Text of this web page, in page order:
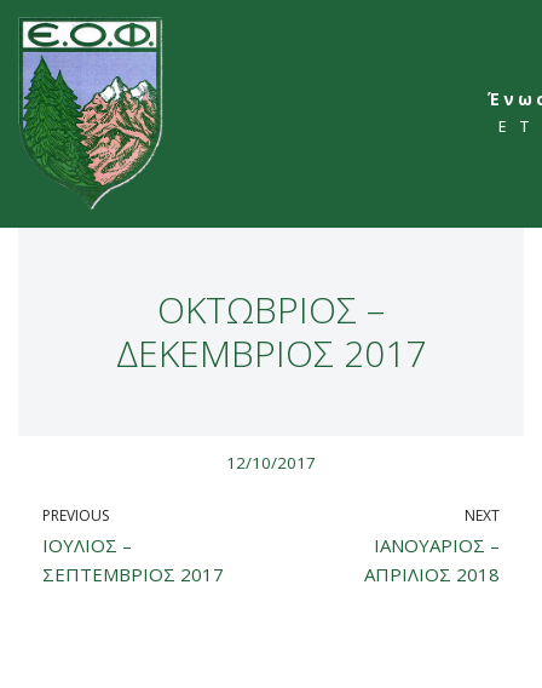
Skip
to
content
ΟΚΤΩΒΡΙΟΣ –
ΔΕΚΕΜΒΡΙΟΣ 2017
12/10/2017
PREVIOUS
ΙΟΥΛΙΟΣ –
ΣΕΠΤΕΜΒΡΙΟΣ 2017
NEXT
ΙΑΝΟΥΑΡΙΟΣ –
ΑΠΡΙΛΙΟΣ 2018